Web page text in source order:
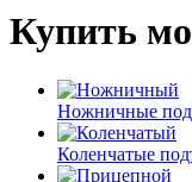
Купить
Ножничные
Коленчатые